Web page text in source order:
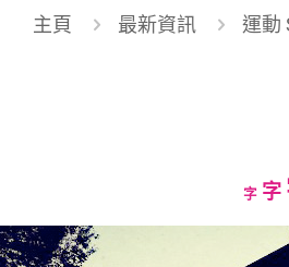
主頁 最新資訊 運動
字
size.
字